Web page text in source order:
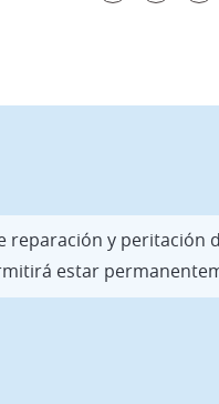
reparación y peritación
estar